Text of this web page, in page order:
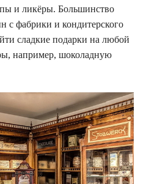
и ликёры. Большинство
с фабрики и кондитерского
сладкие подарки на любой
например, шоколадную